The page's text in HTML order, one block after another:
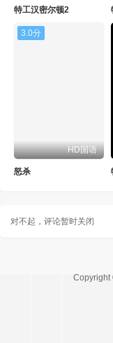
特工汉密尔顿2
3.0分
HD国语
怒杀
对不起，评论暂时关闭
Copyright